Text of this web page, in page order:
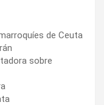
de Ceuta
sobre